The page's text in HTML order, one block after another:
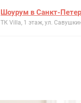
Шоурум в Санкт-
ТК Villa, 1 этаж, ул.